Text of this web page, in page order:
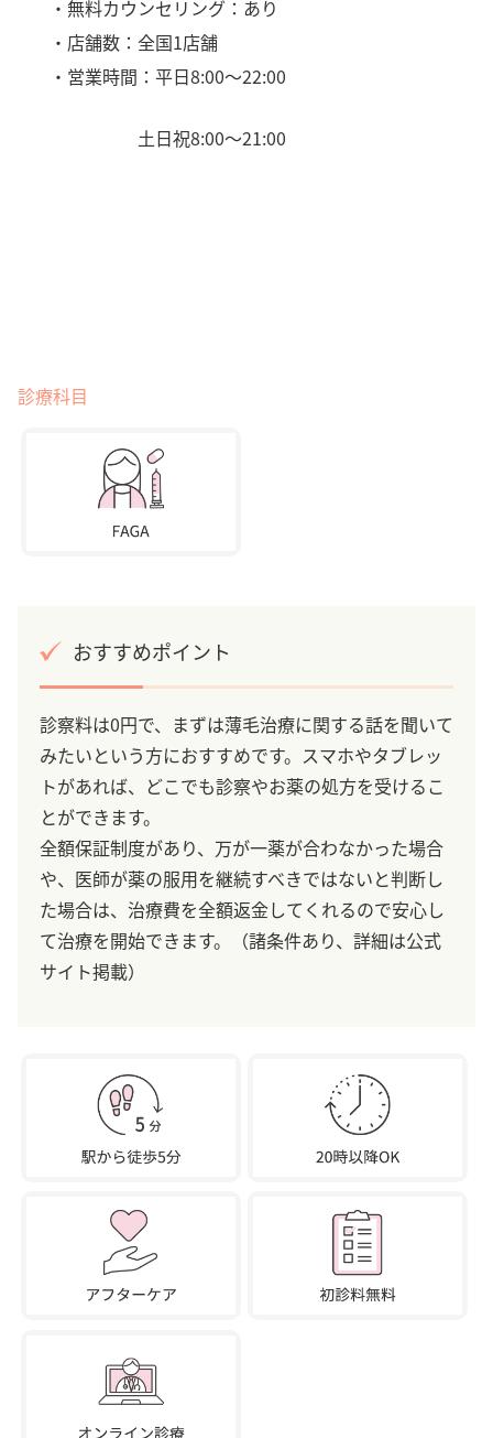
・無料カウンセリング：あり
・店舗数：全国1店舗
・営業時間：平日8:00〜22:00
土日祝8:00〜21:00
診療科目
おすすめポイント
診察料は0円で、まずは薄毛治療に関する話を聞いて
みたいという方におすすめです。スマホやタブレッ
トがあれば、どこでも診察やお薬の処方を受けるこ
とができます。
全額保証制度があり、万が一薬が合わなかった場合
や、医師が薬の服用を継続すべきではないと判断し
た場合は、治療費を全額返金してくれるので安心し
て治療を開始できます。（諸条件あり、詳細は公式
サイト掲載）